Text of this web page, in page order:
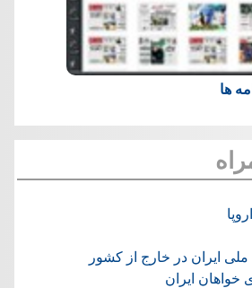
ها
ایران در خارج از کشور
ایران